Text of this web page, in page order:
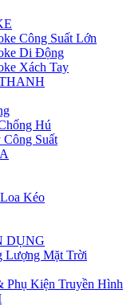
Công Suất Lớn
Di Động
Xách Tay
Hú
Suất
Kéo
DỤNG
Lượng Mặt Trời
Phụ Kiện Truyền Hình